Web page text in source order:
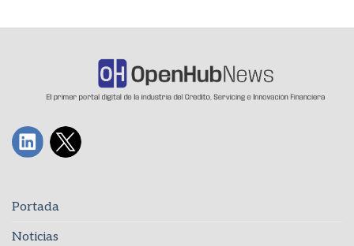
Portada
Noticias